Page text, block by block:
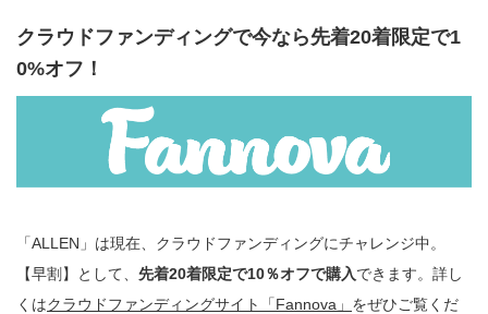
クラウドファンディングで今なら先着20着限定で1
0%オフ！
「ALLEN」は現在、クラウドファンディングにチャレンジ中。
【早割】として、 先着20着限定で10％オフで購入できます。詳し
くはクラウドファンディングサイト「Fannova」 をぜひご覧くだ